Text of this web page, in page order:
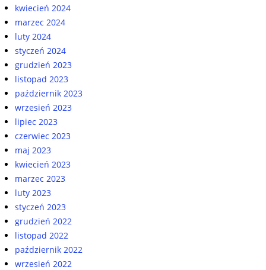
kwiecień 2024
marzec 2024
luty 2024
styczeń 2024
grudzień 2023
listopad 2023
październik 2023
wrzesień 2023
lipiec 2023
czerwiec 2023
maj 2023
kwiecień 2023
marzec 2023
luty 2023
styczeń 2023
grudzień 2022
listopad 2022
październik 2022
wrzesień 2022